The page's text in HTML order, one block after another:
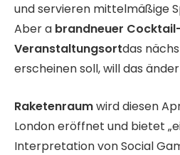
und servieren mittelmäßige
Aber a brandneuer
Veranstaltungsortdas
erscheinen soll, will das
Raketenraumwird diesen
London eröffnet und bietet
Interpretation von Social